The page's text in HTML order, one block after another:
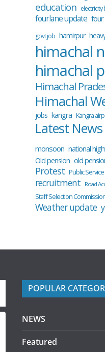
education
fourlane update four
govt job hamirpur
himachal
himachal
Himachal
Himachal
jobs kangra Kangra
Latest News
monsoon national
Old pension old
Protest Public
recruitment Road
Staff Selection
Weather update
POPULAR
NEWS
Featured